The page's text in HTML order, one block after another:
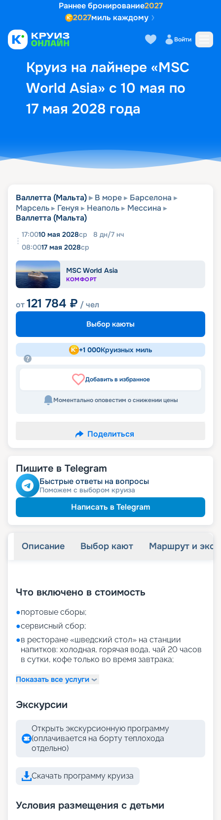
Раннее бронирование2027
2027миль каждому
Войти
Круиз на лайнере «MSC
World Asia» с 10 мая по
17 мая 2028 года
Выбор кают Маршрут и
Валлетта (Мальта) В море
Барселона
Марсель
Генуя Неаполь
Мессина
Валлетта (Мальта)
17:0010 мая 2028ср 8 дн/7 нч
08:0017 мая 2028ср
MSC World Asia
КОМФОРТ
от121 784 ₽ / чел
Выбор каюты
+1 000Круизных миль
Добавить в избранное
Моментально оповестим о снижении цены
Поделиться
Пишите в Telegram
Быстрые ответы на вопросы
Поможем с выбором круиза
Написать в Telegram
Описание Выбор кают Маршрут и
Что включено в стоимость
●портовые сборы;
●сервисный сбор;
●в ресторане «шведский стол» на станции
напитков: холодная, горячая вода, чай 20 часов
в сутки, кофе только во время завтрака;
Показать все услуги
Экскурсии
Открыть экскурсионную программу
(оплачивается на борту теплохода
отдельно)
Скачать программу круиза
Условия размещения с детьми